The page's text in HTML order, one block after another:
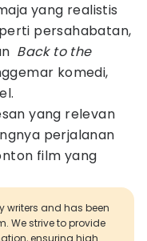
yang realistis
persahabatan,
Back to the
komedi,
yang relevan
perjalanan
film yang
writers and has been
We strive to provide
ensuring high